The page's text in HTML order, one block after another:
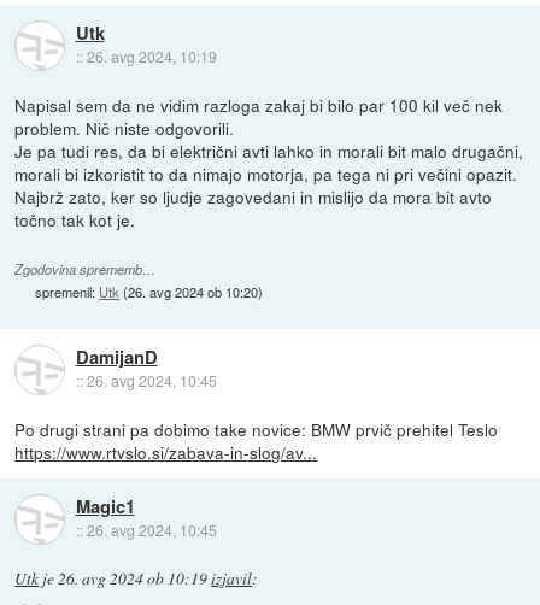
Utk
::26. avg 2024, 10:19
Napisal sem da ne vidim razloga zakaj bi bilo par 100 kil več nek
problem. Nič niste odgovorili.
Je pa tudi res, da bi električni avti lahko in morali bit malo drugačni,
morali bi izkoristit to da nimajo motorja, pa tega ni pri večini opazit.
Najbrž zato, ker so ljudje zagovedani in mislijo da mora bit avto
točno tak kot je.
Zgodovina sprememb…
spremenil: Utk (26. avg 2024 ob 10:20)
DamijanD
::26. avg 2024, 10:45
Po drugi strani pa dobimo take novice: BMW prvič prehitel Teslo
https://www.rtvslo.si/zabava-in-slog/av...
Magic1
::26. avg 2024, 10:45
Utk je26. avg 2024 ob 10:19izjavil: